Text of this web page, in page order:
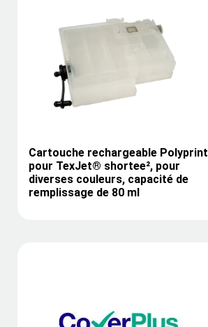
Cartouche rechargeable Polyprint
pour TexJet® shortee², pour
diverses couleurs, capacité de
remplissage de 80 ml